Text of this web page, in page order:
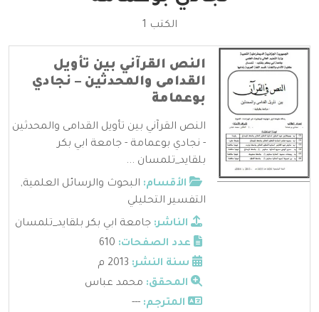
الكتب 1
النص القرآني بين تأويل
القدامى والمحدثين – نجادي
بوعمامة
النص القرآني بين تأويل القدامى والمحدثين
- نجادي بوعمامة - جامعة ابي بكر
بلقايد_تلمسان ...
الأقسام: البحوث والرسائل العلمية,
التفسير التحليلي
الناشر: جامعة ابي بكر بلقايد_تلمسان
عدد الصفحات:
سنة النشر:
المحقق: محمد عباس
المترجم: ---